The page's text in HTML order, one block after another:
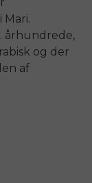
Mari.
århundrede,
og der
af